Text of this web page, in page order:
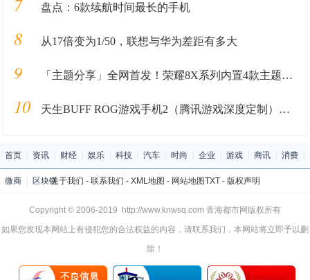
盘点：6款续航时间最长的手机
8 从17倍变为1/50，联想与华为差距有多大
9 「主题分享」全网首发！荣耀8X系列内置4款主题优化版
10 天生BUFF ROG游戏手机2（腾讯游戏深度定制）重磅发布
首页 资讯 财经 娱乐 科技 汽车 时尚 企业 游戏 商讯 消费
微商 区块链关于我们 - 联系我们 - XML地图 - 网站地图TXT- 版权声明
Copyright © 2006-2019 http://www.knwsq.com 青海都市网版权所有
如果您发现本网站上有侵犯您的合法权益的内容，请联系我们，本网站将立即予以删
除！